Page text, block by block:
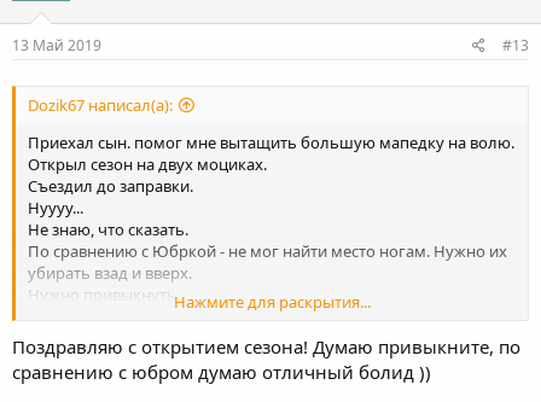
o
n
s
13 Май 2019 #13
Dozik67 написал(а):
Приехал сын. помог мне вытащить большую мапедку на волю.
Открыл сезон на двух моциках.
Съездил до заправки.
Нуууу...
Не знаю, что сказать.
По сравнению с Юбркой - не мог найти место ногам. Нужно их
убирать взад и вверх.
Нужно привыкнуть.
Клипоны высокие - посадка прямая.
Опять же, по сравнению с Юбркой - моцик едет. Старался
аккуратно манипулировать газом.
Если Юбрка на открытие газа - три раза подумает, то этот - под
Нажмите для раскрытия...
Поздравляю с открытием сезона! Думаю привыкните, по
сравнению с юбром думаю отличный болид ))